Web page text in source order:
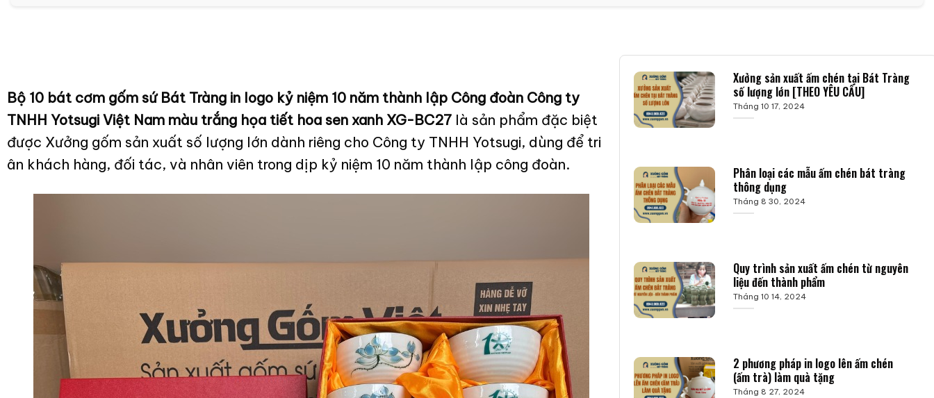
Bộ 10 bát cơm gốm sứ Bát Tràng in logo kỷ niệm 10 năm thành lập Công đoàn Công ty
TNHH Yotsugi Việt Nam màu trắng họa tiết hoa sen xanh XG-BC27là sản phẩm đặc biệt
được Xưởng gốm sản xuất số lượng lớn dành riêng cho Công ty TNHH Yotsugi, dùng để tri
ân khách hàng, đối tác, và nhân viên trong dịp kỷ niệm 10 năm thành lập công đoàn.
Xưởng sản xuất ấm chén tại Bát Tràng
số lượng lớn [THEO YÊU CẦU]
Tháng 10 17, 2024
Phân loại các mẫu ấm chén bát tràng
thông dụng
Tháng 8 30, 2024
Quy trình sản xuất ấm chén từ nguyên
liệu đến thành phẩm
Tháng 10 14, 2024
2 phương pháp in logo lên ấm chén
(ấm trà) làm quà tặng
Tháng 8 27, 2024